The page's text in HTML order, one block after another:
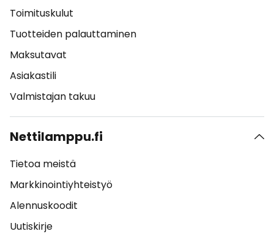
Toimituskulut
Tuotteiden palauttaminen
Maksutavat
Asiakastili
Valmistajan takuu
Nettilamppu.fi
Tietoa meistä
Markkinointiyhteistyö
Alennuskoodit
Uutiskirje